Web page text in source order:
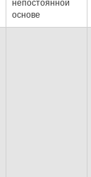
непостоянной
основе